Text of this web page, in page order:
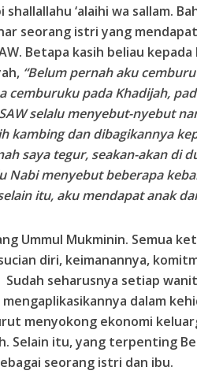
shallallahu ‘alaihi wa sallam.
seorang istri yang
Betapa kasih beliau
“Belum pernah aku
cemburuku pada Khadijah,
selalu menyebut-nyebut
kambing dan dibagikannya
saya tegur, seakan-akan di
Nabi menyebut beberapa
itu, aku mendapat anak
Ummul Mukminin. Semua
diri, keimanannya,
Sudah seharusnya setiap
dalam
menyokong ekonomi
Selain itu, yang terpenting
seorang istri dan ibu.